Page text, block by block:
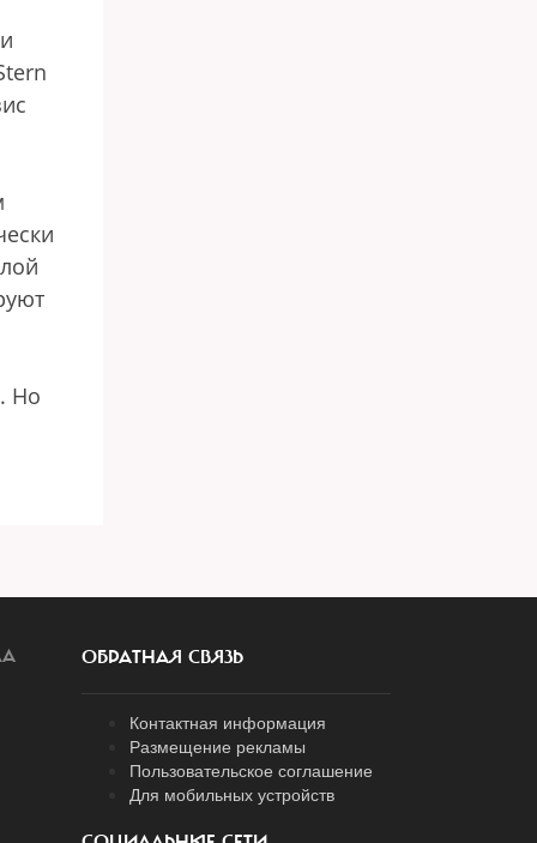
Но
ОБРАТНАЯ СВЯЗЬ
Контактная информация
Размещение рекламы
Пользовательское соглашение
Для мобильных устройств